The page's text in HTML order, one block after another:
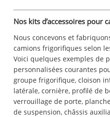
Nos kits d’accessoires pour
Nous concevons et
camions frigorifiques selon
Voici quelques exemples de
personnalisées courantes
groupe frigorifique, cloison
latérale, cornière, profilé de
verrouillage de porte,
de suspension, châssis